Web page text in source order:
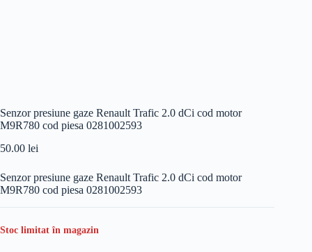
Senzor presiune gaze Renault Trafic 2.0 dCi cod motor
M9R780 cod piesa 0281002593
50.00 lei
Senzor presiune gaze Renault Trafic 2.0 dCi cod motor
M9R780 cod piesa 0281002593
Stoc limitat în magazin